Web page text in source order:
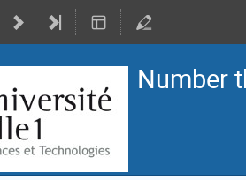
Number